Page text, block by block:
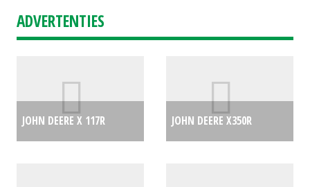
S (MG) #26225
ADVERTENTIES
JOHN DEERE X 117R
JOHN DEERE X350R